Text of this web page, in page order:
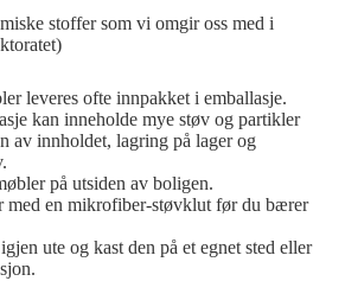
stoffer som vi omgir oss med i
leveres ofte innpakket i emballasje.
kan inneholde mye støv og partikler
av innholdet, lagring på lager og
på utsiden av boligen.
med en mikrofiber-støvklut før du bærer
ute og kast den på et egnet sted eller